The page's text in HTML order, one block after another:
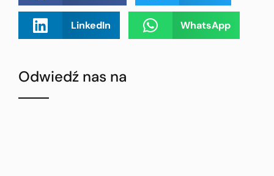
LinkedIn WhatsApp
Odwiedź nas na